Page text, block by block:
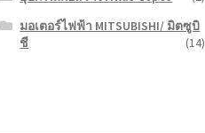
มอเตอร์ไฟฟ้า MITSUBISHI/ มิตซูบิ
ชี
(14)